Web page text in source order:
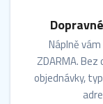
Náplně
ZDARMA. Bez
objednávky,